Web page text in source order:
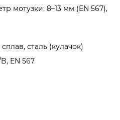
мотузки: 8–13 мм (EN 567),
сталь (кулачок)
EN 567